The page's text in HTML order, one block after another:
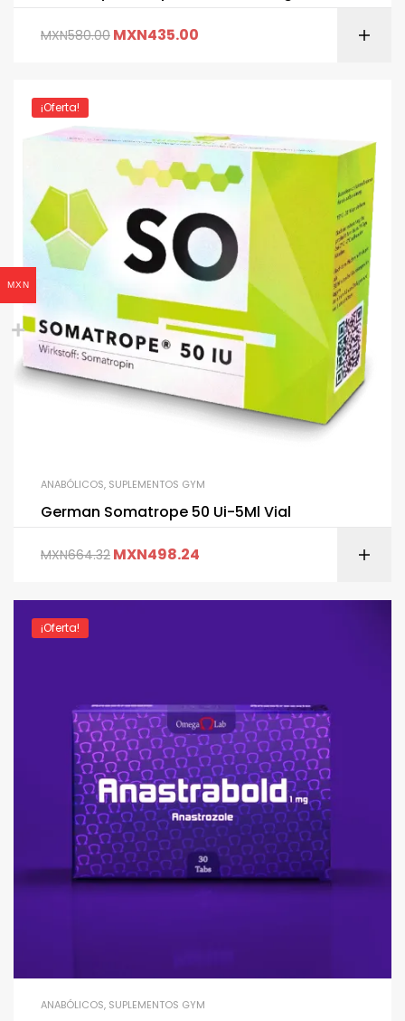
MXN580.00 MXN435.00
¡Oferta!
ANABÓLICOS, SUPLEMENTOS GYM
German Somatrope 50 Ui-5Ml Vial
MXN664.32 MXN498.24
¡Oferta!
ANABÓLICOS, SUPLEMENTOS GYM
MXN